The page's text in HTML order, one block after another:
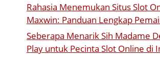
Rahasia Menemukan Situs Slot
Maxwin: Panduan Lengkap
Seberapa Menarik Sih Madame
Play untuk Pecinta Slot Online di